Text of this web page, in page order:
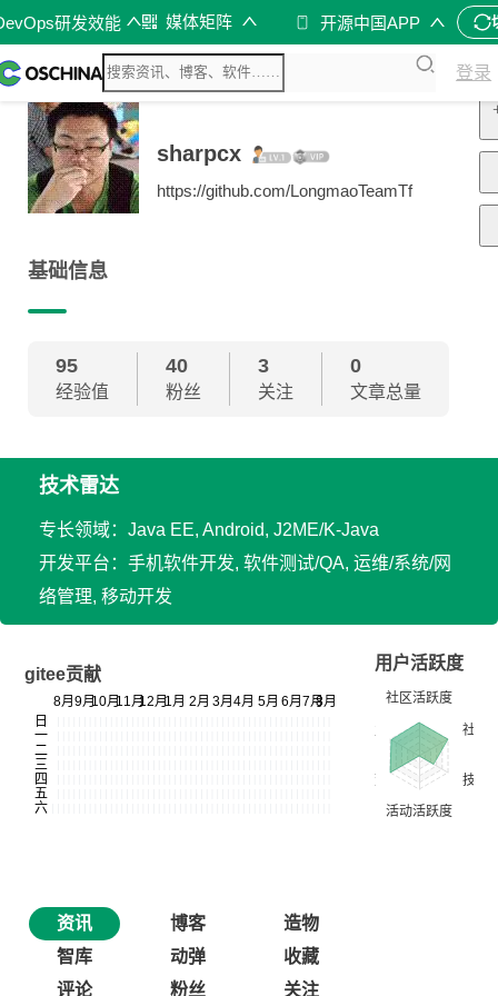
研发效能 媒体矩阵 开源中国APP
登录
sharpcx
https://github.com/LongmaoTeamTf
基础信息
95
经验值
40
粉丝
3
关注
0
文章总量
技术雷达
专长领域：Java EE, Android, J2ME/K-Java
开发平台：手机软件开发, 软件测试/QA, 运维/系统/网
络管理, 移动开发
gitee贡献
用户活跃度
资讯 博客
造物
智库
动弹
收藏
评论
粉丝 关注